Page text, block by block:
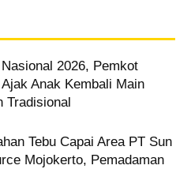
2026, Pemkot
Anak Kembali Main
Tradisional
Tebu Capai Area PT Sun
Mojokerto, Pemadaman